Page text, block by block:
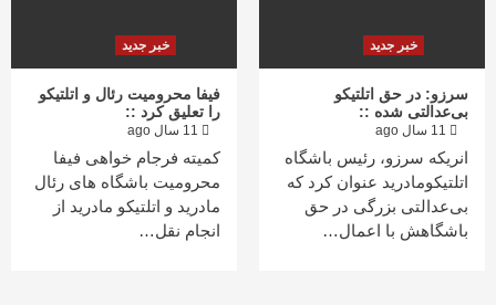
خبر جدید
فیفا محرومیت رئال و اتلتیکو
را تعلیق کرد ::
کمیته فرجام خواهی فیفا
محرومیت باشگاه های رئال
مادرید و اتلتیکو مادرید از
انجام نقل…
خبر جدید
سرزو: در حق اتلتیکو
بی‌عدالتی شده ::
انریکه سرزو، رئیس باشگاه
اتلتیکومادرید عنوان کرد که
بی‌عدالتی بزرگی در حق
باشگاهش با اعمال…